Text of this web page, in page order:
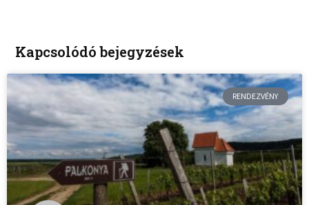
Kapcsolódó bejegyzések
RENDEZVÉNY